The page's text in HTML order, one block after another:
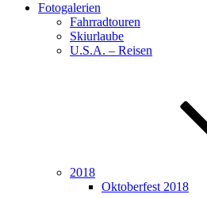
Fotogalerien
Fahrradtouren
Skiurlaube
U.S.A. – Reisen
2018
Oktoberfest 2018